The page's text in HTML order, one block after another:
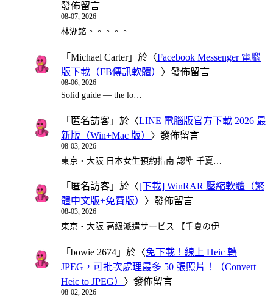
發佈留言
08-07, 2026
林湖銘。。。。。
「 Michael Carter」於〈Facebook Messenger 電腦
版下載（FB傳訊軟體） 〉發佈留言
08-06, 2026
Solid guide — the lo…
「 匿名訪客 」於〈LINE 電腦版官方下載 2026 最
新版（Win+Mac 版） 〉發佈留言
08-03, 2026
東京・大阪 日本女生預約指南 認準 千夏…
「 匿名訪客 」於〈[下載] WinRAR 壓縮軟體（繁
體中文版+免費版） 〉發佈留言
08-03, 2026
東京・大阪 高級派遣サービス 【千夏の伊…
「 bowie 2674 」於〈免下載！線上 Heic 轉
JPEG，可批次處理最多 50 張照片！（Convert
Heic to JPEG） 〉發佈留言
08-02, 2026